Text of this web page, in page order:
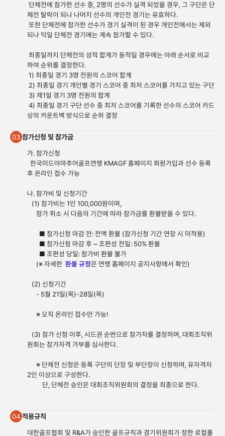
단체전에 참가한 선수 중, 2명의 선수가 실격 되었을 경우, 그 구단은 단
체전 탈락이 되나 나머지 선수의 개인전 경기는 유효하다.
또한 단체전에 참가한 선수가 경기 실격이 된 경우 개인전에서는 제외
되나 익일 단체전 경기에는 계속 참가할 수 있다.
최종일까지 단체전의 성적 합계가 동적일 경우에는 아래 순서로 비교
하여 순위를 결정한다.
1) 최종일 경기 3명 전원의 스코어 합계
2) 최종일 경기 개인별 경기 스코어 중 최저 스코어를 가지고 있는 구단
3) 제1일 경기 3명 전원의 합계
4) 최종일 경기 구단 선수 중 최저 스코어를 기록한 선수의 스코어 카드
상의 카운트백 방식으로 순위 결정
03 참가신청 및 참가금
가. 참가신청
한국미드아마추어골프연맹 KMAGF 홈페이지 회원가입과 선수 등록
후 온라인 접수 가능
나. 참가비 및 신청기간
(1) 참가비는 1인 100,000원이며,
참가 취소 시 다음의 기간에 따라 참가금를 환불받을 수 있다.
■ 참가신청 마감 전: 전액 환불 (참가신청 기간 연장 시 미적용)
■ 참가신청 마감 후 ~ 조편성 전일: 50% 환불
■ 조편성 당일: 참가비 환불 불가
(※ 자세한 환불 규정은 연맹 홈페이지 공지사항에서 확인)
(2) 신청기간
- 5월 21일(목)-28일(목)
※ 오직 온라인 접수만 가능!
(3) 참가 신청 이후, 시드권 순번으로 참가자를 결정하며, 대회조직위
원회는 참가자격 가부를 심사한다.
※ 단체전 신청은 등록 구단의 단장 및 부단장이 신청하며, 유자격자
2인 이상으로 구성한다.
단, 단체전 승인은 대회조직위원회의 결정을 최종으로 한다.
04 적용규칙
대한골프협회 및 R&A가 승인한 골프규칙과 경기위원회가 정한 로컬룰